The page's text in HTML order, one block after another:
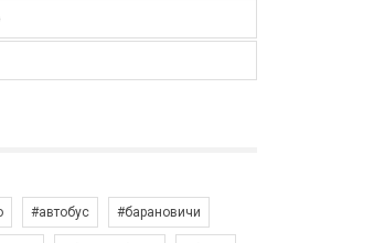
#автобус #барановичи